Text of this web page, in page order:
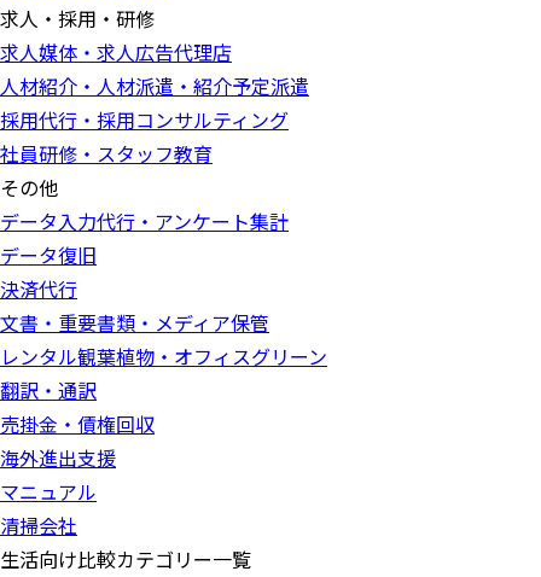
求人・採用・研修
求人媒体・求人広告代理店
人材紹介・人材派遣・紹介予定派遣
採用代行・採用コンサルティング
社員研修・スタッフ教育
その他
データ入力代行・アンケート集計
データ復旧
決済代行
文書・重要書類・メディア保管
レンタル観葉植物・オフィスグリーン
翻訳・通訳
売掛金・債権回収
海外進出支援
マニュアル
清掃会社
生活向け比較カテゴリー一覧